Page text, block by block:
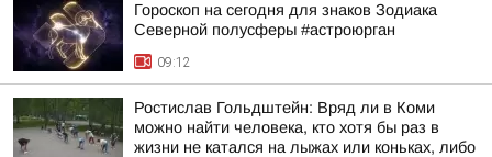
Гороскоп на сегодня для знаков Зодиака
Северной полусферы #астроюрган
09:12
Ростислав Гольдштейн: Вряд ли в Коми
можно найти человека, кто хотя бы раз в
жизни не катался на лыжах или коньках, либо